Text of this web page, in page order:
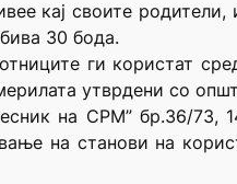
кај своите родители,
30 бода.
ги користат
утврдени со
на СРМ” бр.36/73,
на станови на